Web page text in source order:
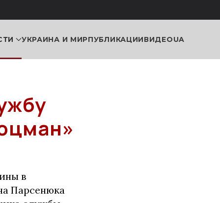
УКРАИНА И МИРПУБЛИКАЦИИВИДЕОUA
в
Парсенюка